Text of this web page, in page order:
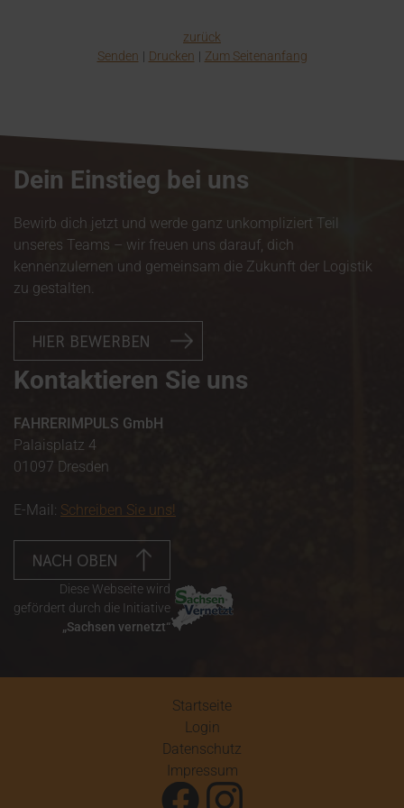
zurück
Senden
Drucken Zum Seitenanfang
Dein Einstieg bei uns
Bewirb dich jetzt und werde ganz unkompliziert Teil
unseres Teams – wir freuen uns darauf, dich
kennenzulernen und gemeinsam die Zukunft der Logistik
zu gestalten.
HIER BEWERBEN
Kontaktieren Sie uns
FAHRERIMPULS GmbH
Palaisplatz 4
01097 Dresden
E-Mail: Schreiben Sie uns!
NACH OBEN
Diese Webseite wird
gefördert durch die Initiative
„Sachsen vernetzt“
Startseite
Login
Datenschutz
Impressum